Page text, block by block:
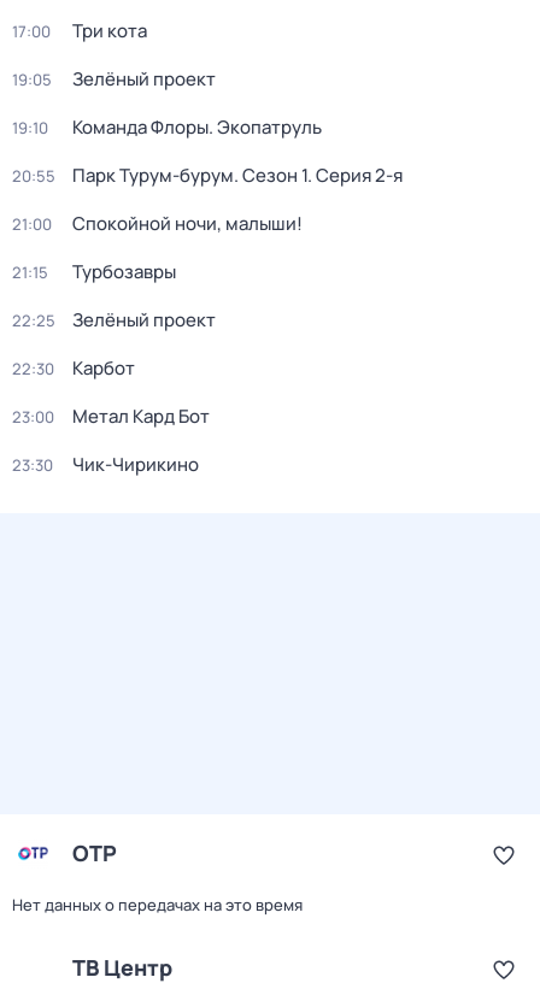
17:00 Три кота
19:05 Зелёный проект
19:10 Команда Флоры. Экопатруль
20:55 Парк Турум-бурум. Сезон 1. Серия 2-я
21:00 Спокойной ночи, малыши!
21:15 Турбозавры
22:25 Зелёный проект
22:30 Карбот
23:00 Метал Кард Бот
23:30 Чик-Чирикино
ОТР
Нет данных о передачах на это время
ТВ Центр